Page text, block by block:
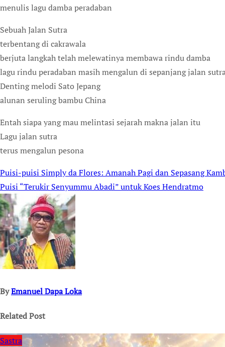
menulis lagu damba peradaban
Sebuah Jalan Sutra
terbentang di cakrawala
berjuta langkah telah melewatinya membawa rindu damba
lagu rindu peradaban masih mengalun di sepanjang jalan
Denting melodi Sato Jepang
alunan seruling bambu China
Entah siapa yang mau melintasi sejarah makna jalan itu
Lagu jalan sutra
terus mengalun pesona
Post
navigation
Puisi-puisi Simply da Flores: Amanah Pagi dan Sepasang
Puisi “Terukir Senyummu Abadi” untuk Koes Hendratmo
ByEmanuel Dapa Loka
Related Post
Sastra